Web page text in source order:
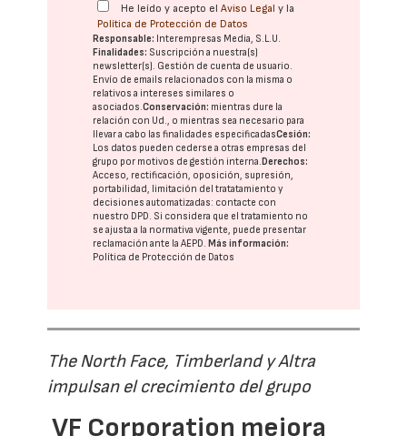
He leído y acepto elAviso Legal y la
Política de Protección de Datos
Responsable: Interempresas Media, S.L.U.
Finalidades: Suscripción a nuestra(s)
newsletter(s). Gestión de cuenta de usuario.
Envío de emails relacionados con la misma o
relativos a intereses similares o
asociados.Conservación: mientras dure la
relación con Ud., o mientras sea necesario para
llevar a cabo las finalidades especificadasCesión:
Los datos pueden cederse a otras empresas del
grupo por motivos de gestión interna.Derechos:
Acceso, rectificación, oposición, supresión,
portabilidad, limitación del tratatamiento y
decisiones automatizadas: contacte con
nuestro DPD. Si considera que el tratamiento no
se ajusta a la normativa vigente, puede presentar
reclamación ante laAEPD.Más información:
Política de Protección de Datos
The North Face, Timberland y Altra
impulsan el crecimiento del grupo
VF Corporation mejora